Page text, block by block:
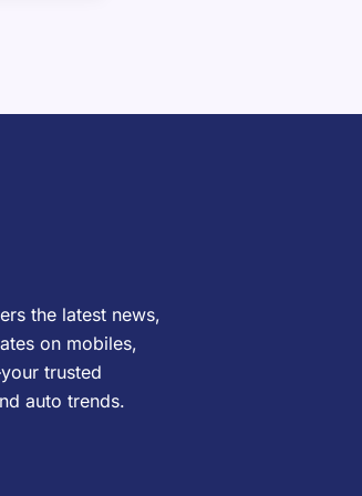
the latest news,
on mobiles,
trusted
auto trends.